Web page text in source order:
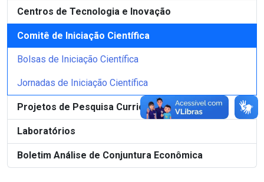
Centros de Tecnologia e Inovação
Comitê de Iniciação Científica
Bolsas de Iniciação Científica
Jornadas de Iniciação Científica
Projetos de Pesquisa Curricularizada
Laboratórios
Boletim Análise de Conjuntura Econômica